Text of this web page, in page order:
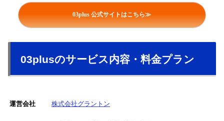
03plus 公式サイトはこちら≫
03plusのサービス内容・料金プラン
運営会社 株式会社グラントン